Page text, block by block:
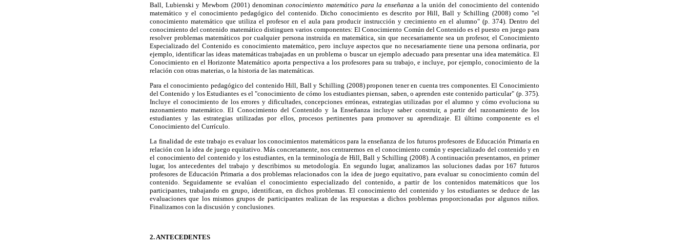
Ball, Lubienski y Mewborn (2001) denominanconocimiento matemático para la enseñanza a la unión del conocimiento del contenido
matemático y el conocimiento pedagógico del contenido. Dicho conocimiento es descrito por Hill, Ball y Schilling (2008) como "el
conocimiento matemático que utiliza el profesor en el aula para producir instrucción y crecimiento en el alumno" (p. 374). Dentro del
conocimiento del contenido matemático distinguen varios componentes: El Conocimiento Común del Contenido es el puesto en juego para
resolver problemas matemáticos por cualquier persona instruida en matemática, sin que necesariamente sea un profesor, el Conocimiento
Especializado del Contenido es conocimiento matemático, pero incluye aspectos que no necesariamente tiene una persona ordinaria, por
ejemplo, identificar las ideas matemáticas trabajadas en un problema o buscar un ejemplo adecuado para presentar una idea matemática. El
Conocimiento en el Horizonte Matemático aporta perspectiva a los profesores para su trabajo, e incluye, por ejemplo, conocimiento de la
relación con otras materias, o la historia de las matemáticas.
Para el conocimiento pedagógico del contenido Hill, Ball y Schilling (2008) proponen tener en cuenta tres componentes. El Conocimiento
del Contenido y los Estudiantes es el "conocimiento de cómo los estudiantes piensan, saben, o aprenden este contenido particular" (p. 375).
Incluye el conocimiento de los errores y dificultades, concepciones erróneas, estrategias utilizadas por el alumno y cómo evoluciona su
razonamiento matemático. El Conocimiento del Contenido y la Enseñanza incluye saber construir, a partir del razonamiento de los
estudiantes y las estrategias utilizadas por ellos, procesos pertinentes para promover su aprendizaje. El último componente es el
Conocimiento del Currículo.
La finalidad de este trabajo es evaluar los conocimientos matemáticos para la enseñanza de los futuros profesores de Educación Primaria en
relación con la idea de juego equitativo. Más concretamente, nos centraremos en el conocimiento común y especializado del contenido y en
el conocimiento del contenido y los estudiantes, en la terminología de Hill, Ball y Schilling (2008). A continuación presentamos, en primer
lugar, los antecedentes del trabajo y describimos su metodología. En segundo lugar, analizamos las soluciones dadas por 167 futuros
profesores de Educación Primaria a dos problemas relacionados con la idea de juego equitativo, para evaluar su conocimiento común del
contenido. Seguidamente se evalúan el conocimiento especializado del contenido, a partir de los contenidos matemáticos que los
participantes, trabajando en grupo, identifican, en dichos problemas. El conocimiento del contenido y los estudiantes se deduce de las
evaluaciones que los mismos grupos de participantes realizan de las respuestas a dichos problemas proporcionadas por algunos niños.
Finalizamos con la discusión y conclusiones.
2. ANTECEDENTES